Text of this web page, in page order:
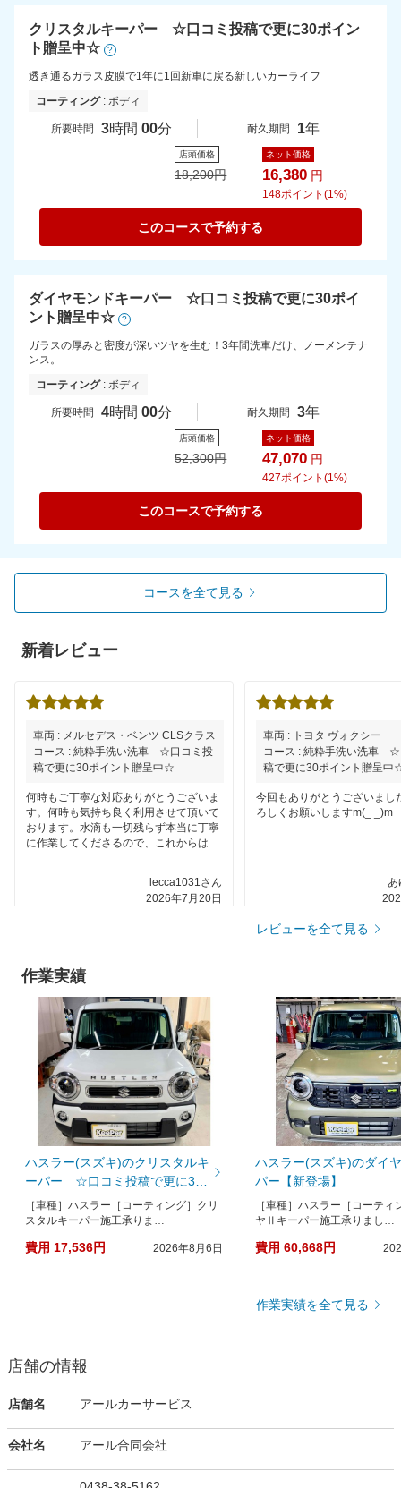
クリスタルキーパー ☆口コミ投稿で更に30ポイン
ト贈呈中☆
?
透き通るガラス皮膜で1年に1回新車に戻る新しいカーライフ
コーティング: ボディ
所要時間 3時間 00分 耐久期間 1年
店頭価格
18,200円
ネット価格
16,380 円
148ポイント(1%)
このコースで予約する
ダイヤモンドキーパー ☆口コミ投稿で更に30ポイ
ント贈呈中☆
?
ガラスの厚みと密度が深いツヤを生む！3年間洗車だけ、ノーメンテナ
ンス。
コーティング: ボディ
所要時間 4時間 00分 耐久期間 3年
店頭価格
52,300円
ネット価格
47,070 円
427ポイント(1%)
このコースで予約する
コースを全て見る
新着レビュー
車両 : メルセデス・ベンツ CLSクラス
コース : 純粋手洗い洗車 ☆口コミ投
稿で更に30ポイント贈呈中☆
何時もご丁寧な対応ありがとうございま
す。何時も気持ち良く利用させて頂いて
おります。水滴も一切残らず本当に丁寧
に作業してくださるので、これからはず
lecca1031さん
2026年7月20日
車両 : トヨタ ヴォクシー
コース : 純粋手洗い洗車 ☆
稿で更に30ポイント贈呈中
今回もありがとうございまし
ろしくお願いしますm(_ _)m
あ
レビューを全て見る
作業実績
ハスラー(スズキ)のクリスタルキ
ーパー ☆口コミ投稿で更に30
ポイント贈呈中☆
［車種］ハスラー［コーティング］クリ
スタルキーパー施工承りま…
費用 17,536円 2026年8月6日
ハスラー(スズキ)のダイ
パー【新登場】
［車種］ハスラー［コーティ
ヤⅡキーパー施工承りまし…
費用 60,668円
作業実績を全て見る
店舗の情報
店舗名 アールカーサービス
会社名 アール合同会社